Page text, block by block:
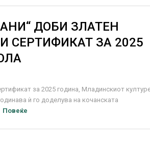
ДОБИ ЗЛАТЕН
СЕРТИФИКАТ ЗА 2025
за 2025 година, Младинскиот
ѝ го доделува на кочанската
Повеќе